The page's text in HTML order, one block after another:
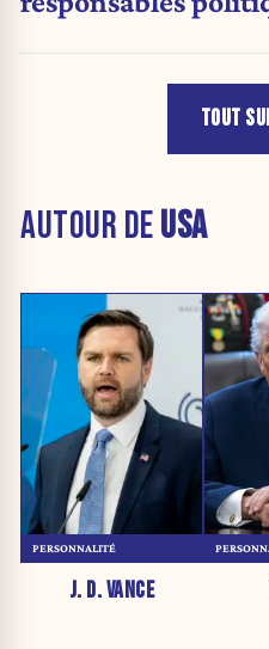
TOUT
AUTOUR DEUSA
J. D. VANCE
PERSONNALITÉ